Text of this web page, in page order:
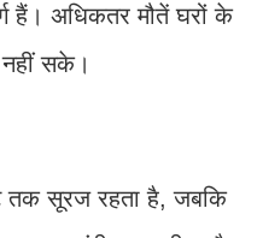
हैं। अधिकतर मौतें घरों के
नहीं सके।
तक सूरज रहता है, जबकि